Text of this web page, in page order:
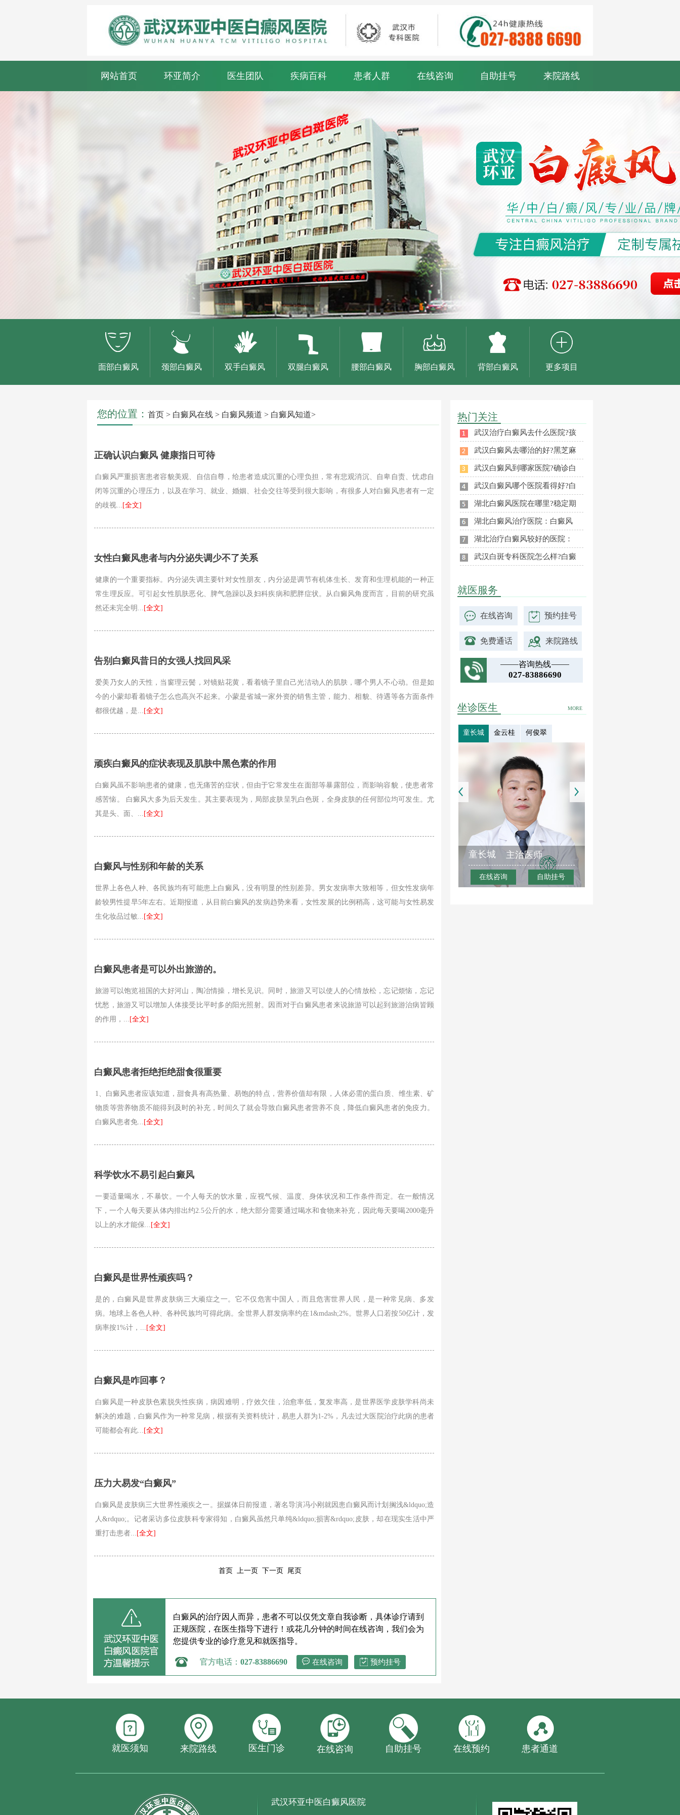
网站首页 环亚简介 医生团队 疾病百科 患者人群 在线咨询 自助挂号 来院路线
面部白癜风 颈部白癜风 双手白癜风 双腿白癜风 腰部白癜风 胸部白癜风 背部白癜风 更多项目
您的位置： 首页 > 白癜风在线 > 白癜风频道 > 白癜风知道>
正确认识白癜风 健康指日可待
白癜风严重损害患者容貌美观、自信自尊，给患者造成沉重的心理负担，常有悲观消沉、自卑自责、忧虑自
闭等沉重的心理压力，以及在学习、就业、婚姻、社会交往等受到很大影响，有很多人对白癜风患者有一定
的歧视... [全文]
女性白癜风患者与内分泌失调少不了关系
健康的一个重要指标。内分泌失调主要针对女性朋友，内分泌是调节有机体生长、发育和生理机能的一种正
常生理反应。可引起女性肌肤恶化、脾气急躁以及妇科疾病和肥胖症状。从白癜风角度而言，目前的研究虽
然还未完全明... [全文]
告别白癜风昔日的女强人找回风采
爱美乃女人的天性，当窗理云鬓，对镜贴花黄，看着镜子里自己光洁动人的肌肤，哪个男人不心动。但是如
今的小蒙却看着镜子怎么也高兴不起来。小蒙是省城一家外资的销售主管，能力、相貌、待遇等各方面条件
都很优越，是... [全文]
顽疾白癜风的症状表现及肌肤中黑色素的作用
白癜风虽不影响患者的健康，也无痛苦的症状，但由于它常发生在面部等暴露部位，而影响容貌，使患者常
感苦恼。 白癜风大多为后天发生。其主要表现为，局部皮肤呈乳白色斑，全身皮肤的任何部位均可发生。尤
其是头、面、... [全文]
白癜风与性别和年龄的关系
世界上各色人种、各民族均有可能患上白癜风，没有明显的性别差异。男女发病率大致相等，但女性发病年
龄较男性提早5年左右。近期报道，从目前白癜风的发病趋势来看，女性发展的比例稍高，这可能与女性易发
生化妆品过敏... [全文]
白癜风患者是可以外出旅游的。
旅游可以饱览祖国的大好河山，陶冶情操，增长见识。同时，旅游又可以使人的心情放松，忘记烦恼，忘记
忧愁，旅游又可以增加人体接受比平时多的阳光照射。因而对于白癜风患者来说旅游可以起到旅游治病皆顾
的作用，... [全文]
白癜风患者拒绝拒绝甜食很重要
1、白癜风患者应该知道，甜食具有高热量、易饱的特点，营养价值却有限，人体必需的蛋白质、维生素、矿
物质等营养物质不能得到及时的补充，时间久了就会导致白癜风患者营养不良，降低白癜风患者的免疫力。
白癜风患者免... [全文]
科学饮水不易引起白癜风
一要适量喝水，不暴饮。一个人每天的饮水量，应视气候、温度、身体状况和工作条件而定。在一般情况
下，一个人每天要从体内排出约2.5公斤的水，绝大部分需要通过喝水和食物来补充，因此每天要喝2000毫升
以上的水才能保... [全文]
白癜风是世界性顽疾吗？
是的，白癜风是世界皮肤病三大顽症之一。它不仅危害中国人，而且危害世界人民，是一种常见病、多发
病。地球上各色人种、各种民族均可得此病。全世界人群发病率约在1&mdash;2%。世界人口若按50亿计，发
病率按1%计，... [全文]
白癜风是咋回事？
白癜风是一种皮肤色素脱失性疾病，病因难明，疗效欠佳，治愈率低，复发率高，是世界医学皮肤学科尚未
解决的难题，白癜风作为一种常见病，根据有关资料统计，易患人群为1-2%，凡去过大医院治疗此病的患者
可能都会有此... [全文]
压力大易发“白癜风”
白癜风是皮肤病三大世界性顽疾之一。据媒体日前报道，著名导演冯小刚就因患白癜风而计划搁浅&ldquo;造
人&rdquo;。记者采访多位皮肤科专家得知，白癜风虽然只单纯&ldquo;损害&rdquo;皮肤，却在现实生活中严
重打击患者... [全文]
首页 上一页 下一页 尾页
白癜风的治疗因人而异，患者不可以仅凭文章自我诊断，具体诊疗请到
正规医院，在医生指导下进行！或花几分钟的时间在线咨询，我们会为
您提供专业的诊疗意见和就医指导。
官方电话： 027-83886690 在线咨询 预约挂号
热门关注
武汉治疗白癜风去什么医院?孩
武汉白癜风去哪治的好?黑芝麻
武汉白癜风到哪家医院?确诊白
武汉白癜风哪个医院看得好?白
湖北白癜风医院在哪里?稳定期
湖北白癜风治疗医院：白癜风
湖北治疗白癜风较好的医院：
武汉白斑专科医院怎么样?白癜
就医服务
在线咨询 预约挂号
免费通话 来院路线
咨询热线
027-83886690
MORE
坐诊医生
童长城 金云桂 何俊翠
童长城 主治医师
在线咨询 自助挂号
就医须知 来院路线 医生门诊 在线咨询 自助挂号 在线预约 患者通道
武汉环亚中医白癜风医院